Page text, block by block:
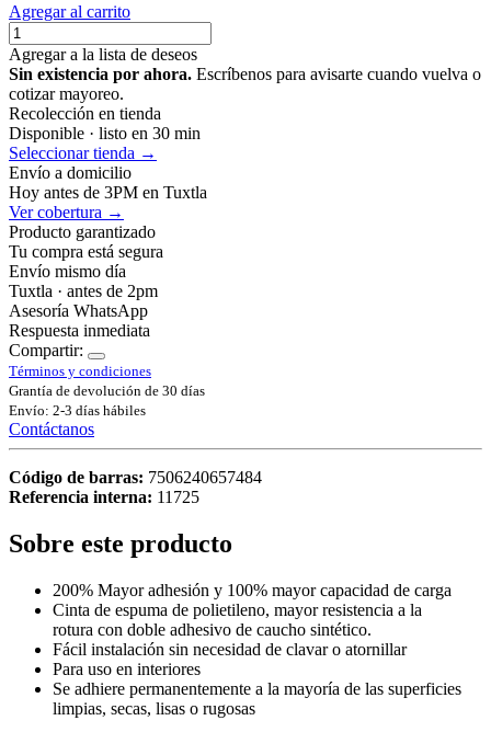
Agregar al carrito
Agregar a la lista de deseos
Sin existencia por ahora. Escríbenos para avisarte cuando vuelva o
cotizar mayoreo.
Recolección en tienda
Disponible · listo en 30 min
Seleccionar tienda →
Envío a domicilio
Hoy antes de 3PM en Tuxtla
Ver cobertura →
Producto garantizado
Tu compra está segura
Envío mismo día
Tuxtla · antes de 2pm
Asesoría WhatsApp
Respuesta inmediata
Compartir:
Términos y condiciones
Grantía de devolución de 30 días
Envío: 2-3 días hábiles
Contáctanos
Código de barras: 7506240657484
Referencia interna: 11725
Sobre este producto
200% Mayor adhesión y 100% mayor capacidad de carga
Cinta de espuma de polietileno, mayor resistencia a la
rotura con doble adhesivo de caucho sintético.
Fácil instalación sin necesidad de clavar o atornillar
Para uso en interiores
Se adhiere permanentemente a la mayoría de las superficies
limpias, secas, lisas o rugosas